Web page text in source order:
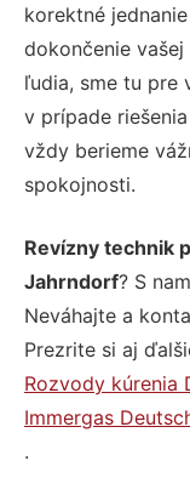
korektné
dokončenie
ľudia, sme tu pre
v prípade
vždy berieme
spokojnosti.
Revízny technik
Jahrndorf? S
Neváhajte a
Prezrite si aj
Rozvody kúrenia
Immergas
.